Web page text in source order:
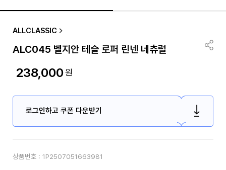
ALLCLASSIC
ALC045 벨지안 테슬 로퍼 린넨 네츄럴
238,000원
로그인하고 쿠폰 다운받기
상품번호 : 1P2507051663981